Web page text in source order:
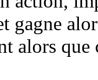
gagne
alors